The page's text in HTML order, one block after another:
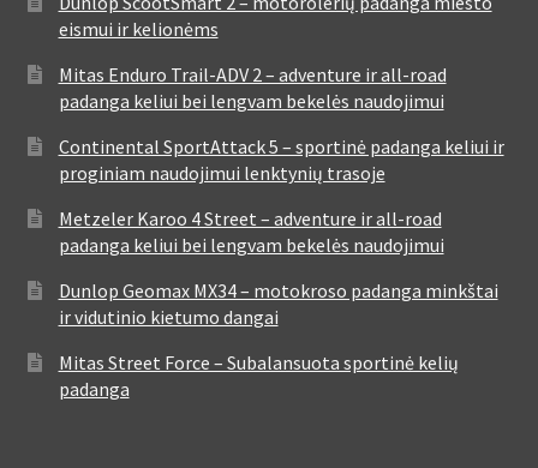
eismui ir kelionėms
Mitas Enduro Trail-ADV 2 – adventure ir all-road
padanga keliui bei lengvam bekelės naudojimui
Continental SportAttack 5 – sportinė padanga keliui ir
proginiam naudojimui lenktynių trasoje
Metzeler Karoo 4 Street – adventure ir all-road
padanga keliui bei lengvam bekelės naudojimui
Dunlop Geomax MX34 – motokroso padanga minkštai
ir vidutinio kietumo dangai
Mitas Street Force – Subalansuota sportinė kelių
padanga